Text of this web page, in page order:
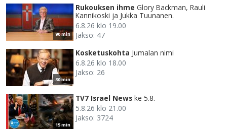
90 min
Rukouksen ihme Glory Backman, Rauli
Kannikoski ja Jukka Tuunanen.
6.8.26 klo 19.00
Jakso: 47
30 min
Kosketuskohta Jumalan nimi
6.8.26 klo 18.00
Jakso: 26
15 min
TV7 Israel News ke 5.8.
5.8.26 klo 21.00
Jakso: 3724